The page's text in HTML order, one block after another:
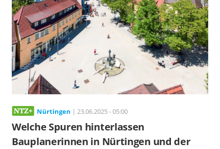
Nürtingen | 23.06.2025 - 05:00
Welche Spuren hinterlassen
Bauplanerinnen in Nürtingen und der